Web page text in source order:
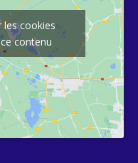
les cookies
contenu